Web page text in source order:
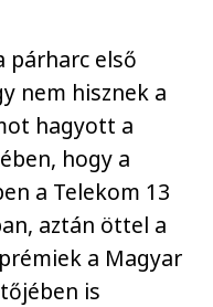
párharc első
nem hisznek a
hagyott a
hogy a
a Telekom 13
aztán öttel a
a Magyar
is